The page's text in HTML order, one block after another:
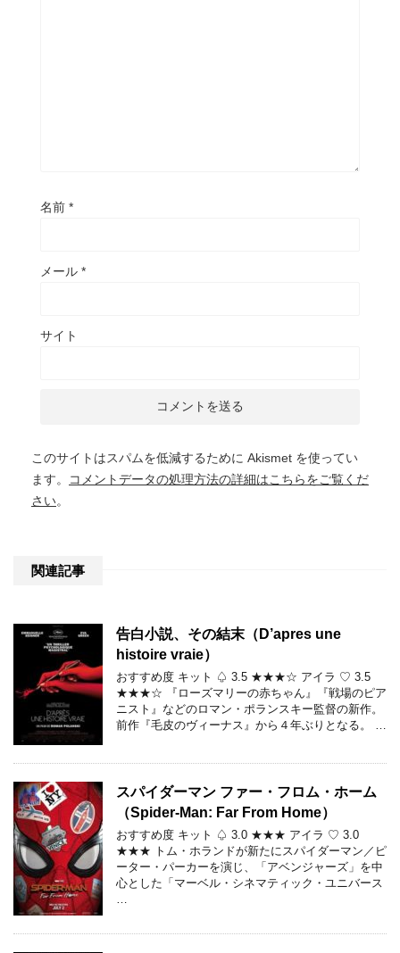
名前 *
メール *
サイト
このサイトはスパムを低減するために Akismet を使ってい
ます。
コメントデータの処理方法の詳細はこちらをご覧くだ
さい。
関連記事
告白小説、その結末（D’apres une
histoire vraie）
おすすめ度 キット ♤ 3.5 ★★★☆ アイラ ♡ 3.5
★★★☆ 『ローズマリーの赤ちゃん』『戦場のピア
ニスト』などのロマン・ポランスキー監督の新作。
前作『毛皮のヴィーナス』から４年ぶりとなる。 …
スパイダーマン ファー・フロム・ホーム
（Spider-Man: Far From Home）
おすすめ度 キット ♤ 3.0 ★★★ アイラ ♡ 3.0
★★★ トム・ホランドが新たにスパイダーマン／ピ
ーター・パーカーを演じ、「アベンジャーズ」を中
心とした「マーベル・シネマティック・ユニバース